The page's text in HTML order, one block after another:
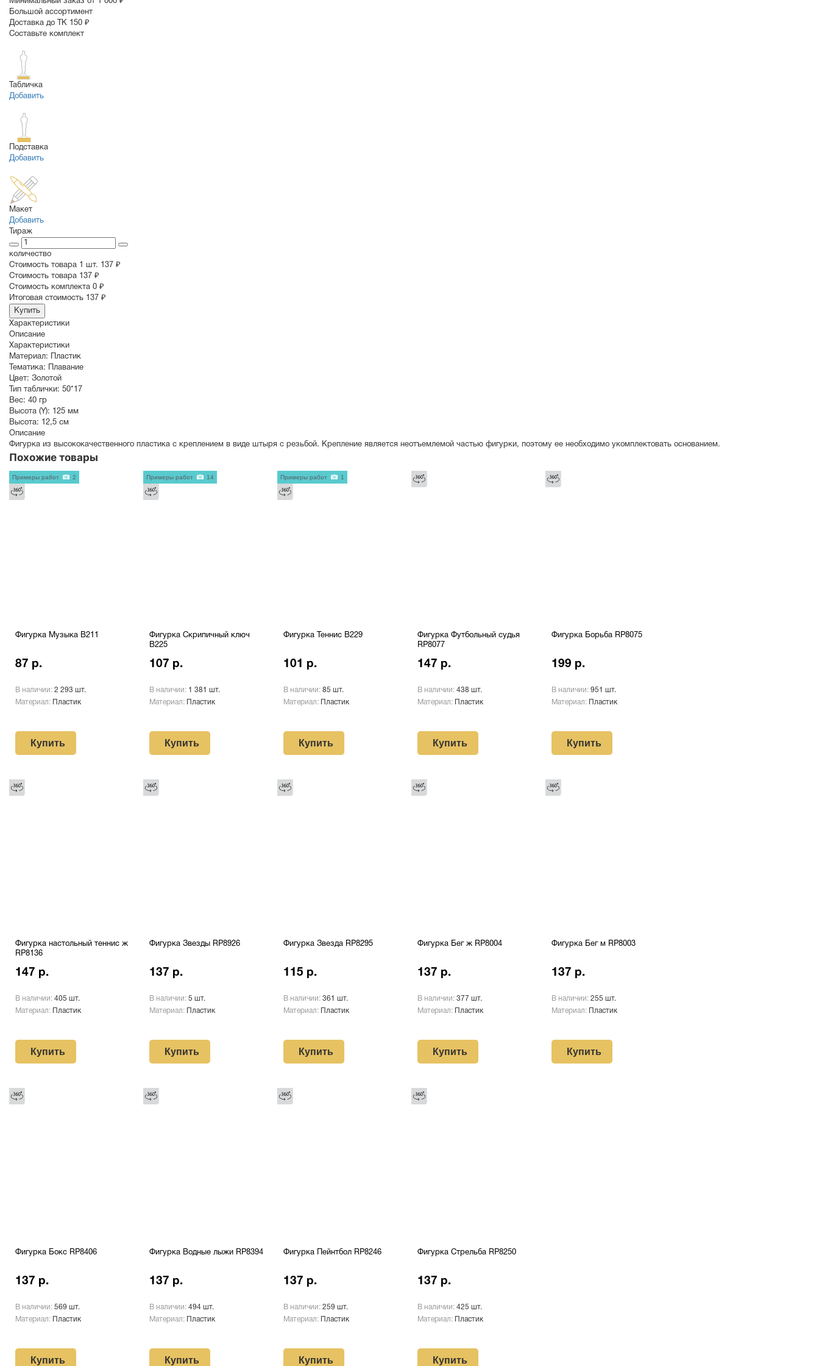
Большой ассортимент
Доставка до ТК 150 ₽
Составьте комплект
Табличка
Добавить
Подставка
Добавить
Макет
Добавить
Тираж
количество
Стоимость товара 1 шт. 137 ₽
Cтоимость товара 137 ₽
Стоимость комплекта 0 ₽
Итоговая стоимость 137 ₽
Купить
Характеристики
Описание
Характеристики
Материал: Пластик
Тематика:
Плавание
Цвет: Золотой
Тип таблички: 50*17
Вес: 40 гр
Высота (Y): 125 мм
Высота: 12,5 см
Описание
Фигурка из высококачественного пластика с креплением в виде штыря с резьбой. Крепление является неотъемлемой частью фигурки, поэтому ее необходимо укомплектовать основанием.
Похожие товары
Фигурка Музыка B211
87 р.
В наличии: 2 293 шт.
Материал:
Пластик
Купить
Примеры работ 2
Фигурка Скрипичный ключ
B225
107 р.
В наличии: 1 381 шт.
Материал:
Пластик
Купить
Примеры работ 14
Фигурка Теннис B229
101 р.
В наличии: 85 шт.
Материал:
Пластик
Купить
Примеры работ 1
Фигурка Футбольный судья
RP8077
147 р.
В наличии: 438 шт.
Материал:
Пластик
Купить
Фигурка Борьба RP8075
199 р.
В наличии: 951 шт.
Материал:
Пластик
Купить
Фигурка настольный теннис ж
RP8136
147 р.
В наличии: 405 шт.
Материал:
Пластик
Купить
Фигурка Звезды RP8926
137 р.
В наличии: 5 шт.
Материал:
Пластик
Купить
Фигурка Звезда RP8295
115 р.
В наличии: 361 шт.
Материал:
Пластик
Купить
Фигурка Бег ж RP8004
137 р.
В наличии: 377 шт.
Материал:
Пластик
Купить
Фигурка Бег м RP8003
137 р.
В наличии: 255 шт.
Материал:
Пластик
Купить
Фигурка Бокс RP8406
137 р.
В наличии: 569 шт.
Материал:
Пластик
Купить
Фигурка Водные лыжи RP8394
137 р.
В наличии: 494 шт.
Материал:
Пластик
Купить
Фигурка Пейнтбол RP8246
137 р.
В наличии: 259 шт.
Материал:
Пластик
Купить
Фигурка Стрельба RP8250
137 р.
В наличии: 425 шт.
Материал:
Пластик
Купить